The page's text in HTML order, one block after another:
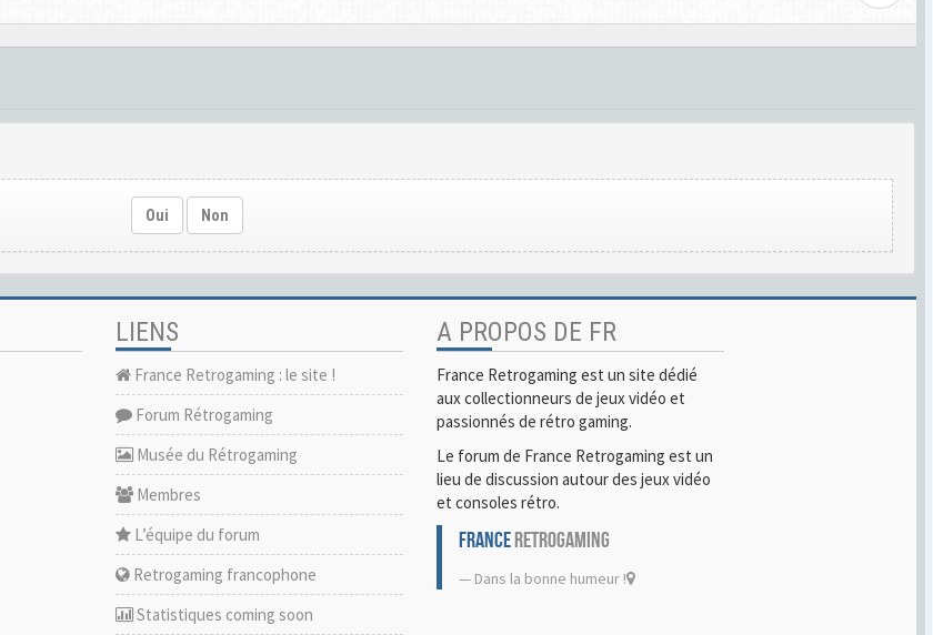
Oui Non
LIENS
France Retrogaming : le site !
Forum Rétrogaming
Musée du Rétrogaming
Membres
L’équipe du forum
Retrogaming francophone
Statistiques coming soon
A PROPOS DE FR
France Retrogaming est un site dédié
aux collectionneurs de jeux vidéo et
passionnés de rétro gaming.
Le forum de France Retrogaming est un
lieu de discussion autour des jeux vidéo
et consoles rétro.
FRANCERETROGAMING
Dans la bonne humeur !